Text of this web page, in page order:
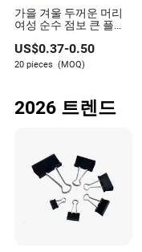
가을 겨울 두꺼운 머리
여성 순수 점보 큰 플러
US$0.37-0.50
20 pieces (MOQ)
2026 트렌드